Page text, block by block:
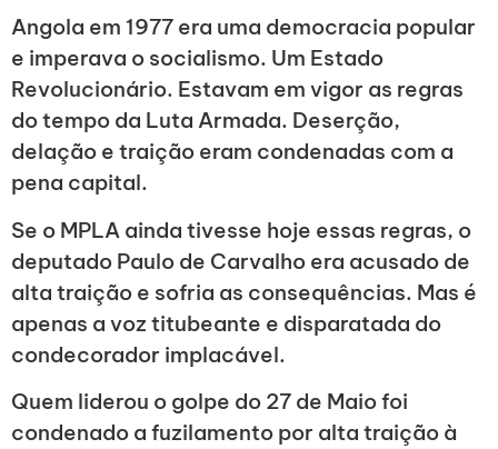
Angola em 1977 era uma democracia popular
e imperava o socialismo. Um Estado
Revolucionário. Estavam em vigor as regras
do tempo da Luta Armada. Deserção,
delação e traição eram condenadas com a
pena capital.
Se o MPLA ainda tivesse hoje essas regras, o
deputado Paulo de Carvalho era acusado de
alta traição e sofria as consequências. Mas é
apenas a voz titubeante e disparatada do
condecorador implacável.
Quem liderou o golpe do 27 de Maio foi
condenado a fuzilamento por alta traição à